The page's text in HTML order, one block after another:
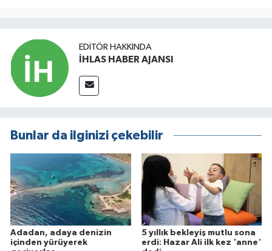
EDITÖR HAKKINDA
İHLAS HABER AJANSI
Bunlar da ilginizi çekebilir
Adadan, adaya denizin
içinden yürüyerek
5 yıllık bekleyiş mutlu sona
erdi: Hazar Ali ilk kez 'anne'